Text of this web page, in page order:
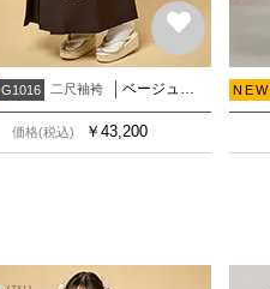
G1016 二尺袖袴 ベージュ 捻じれ梅
価格(税込) ￥ 43,200
NEW